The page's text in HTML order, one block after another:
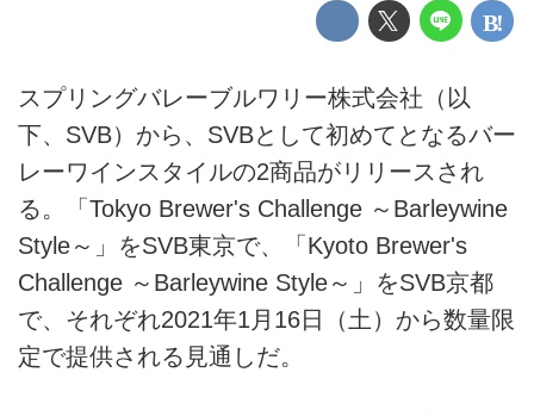
スプリングバレーブルワリー株式会社（以
下、SVB）から、SVBとして初めてとなるバー
レーワインスタイルの2商品がリリースされ
る。「Tokyo Brewer's Challenge ～Barleywine
Style～」をSVB東京で、「Kyoto Brewer's
Challenge ～Barleywine Style～」をSVB京都
で、それぞれ2021年1月16日（土）から数量限
定で提供される見通しだ。